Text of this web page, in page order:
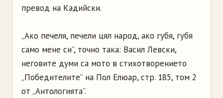
превод на Кадийски.
„Ако печеля, печели цял народ, ако губя, губя
само мене си”, точно така: Васил Левски,
неговите думи са мото в стихотворението
„Победителите” на Пол Елюар, стр. 185, том 2
от „Антологията”.